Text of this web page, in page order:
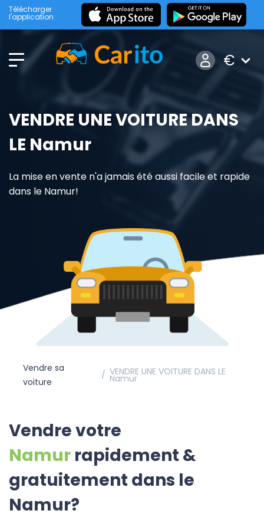
Télécharger
l'application
€
VENDRE UNE VOITURE DANS
LE Namur
La mise en vente n'a jamais été aussi facile et rapide
dans le Namur!
Vendre sa
voiture
VENDRE UNE VOITURE DANS LE
Namur
Vendre votre
Namur rapidement &
gratuitement dans le
Namur?